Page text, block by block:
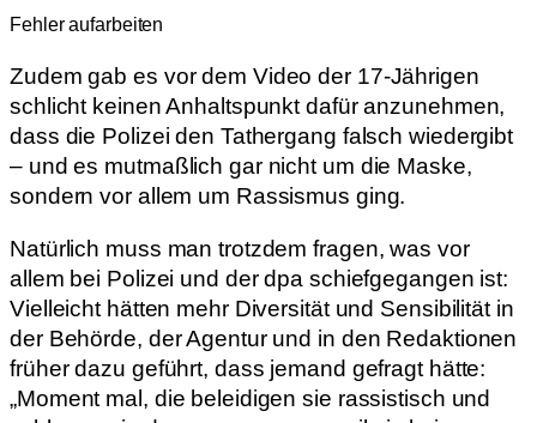
Fehler aufarbeiten
Zudem gab es vor dem Video der 17-Jährigen
schlicht keinen Anhaltspunkt dafür anzunehmen,
dass die Polizei den Tathergang falsch wiedergibt
– und es mutmaßlich gar nicht um die Maske,
sondern vor allem um Rassismus ging.
Natürlich muss man trotzdem fragen, was vor
allem bei Polizei und der dpa schiefgegangen ist:
Vielleicht hätten mehr Diversität und Sensibilität in
der Behörde, der Agentur und in den Redaktionen
früher dazu geführt, dass jemand gefragt hätte:
„Moment mal, die beleidigen sie rassistisch und